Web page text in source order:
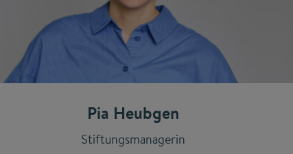
Pia Heubgen
Stiftungsmanagerin